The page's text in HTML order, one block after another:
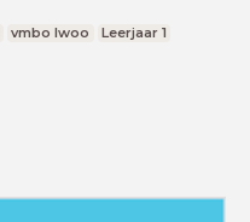
vmbo lwoo Leerjaar 1